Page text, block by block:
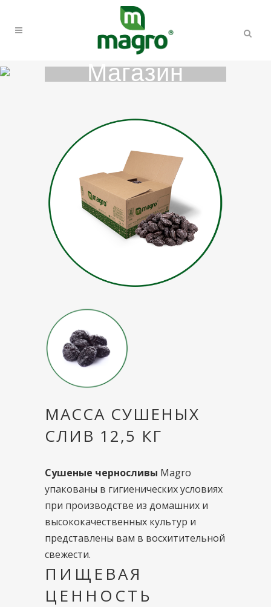
Магазин
МАССА СУШЕНЫХ
СЛИВ 12,5 КГ
Сушеные черносливы Magro
упакованы в гигиенических условиях
при производстве из домашних и
высококачественных культур и
представлены вам в восхитительной
свежести.
ПИЩЕВАЯ
ЦЕННОСТЬ